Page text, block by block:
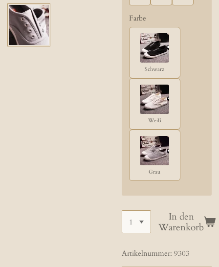
Farbe
Schwarz
Weiß
Grau
In den
Warenkorb
Artikelnummer: 9303